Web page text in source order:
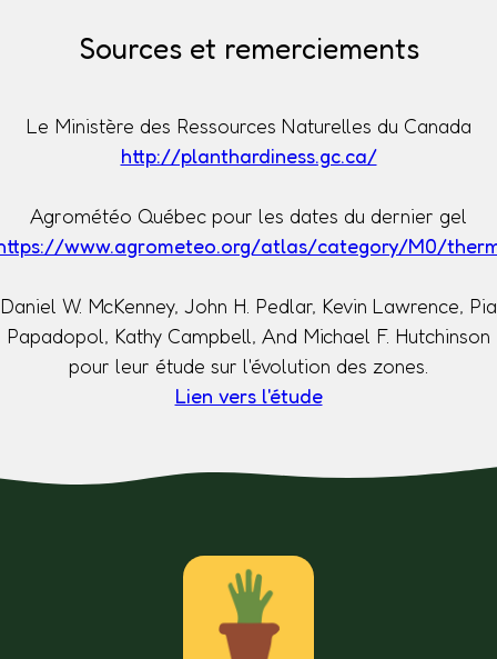
Sources et remerciements
Le Ministère des Ressources Naturelles du Canada
http://planthardiness.gc.ca/
Agrométéo Québec pour les dates du dernier gel
www.agrometeo.org/atlas/category/M0/
Daniel W. McKenney, John H. Pedlar, Kevin Lawrence, Pia
Papadopol, Kathy Campbell, And Michael F. Hutchinson
pour leur étude sur l'évolution des zones.
Lien vers l'étude